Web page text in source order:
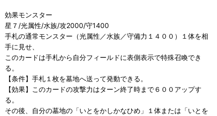
効果モンスター
星７/光属性/水族/攻2000/守1400
手札の通常モンスター（光属性／水族／守備力１４００）１体を相
手に見せ、
このカードは手札から自分フィールドに表側表示で特殊召喚でき
る。
【条件】手札１枚を墓地へ送って発動できる。
【効果】このカードの攻撃力はターン終了時まで６００アップす
る。
その後、自分の墓地の「いとをかしかなひめ」１体または「いとを